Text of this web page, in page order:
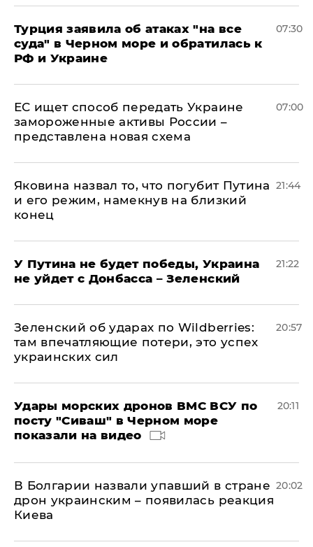
Турция заявила об атаках "на все
суда" в Черном море и обратилась к
РФ и Украине
07:30
ЕС ищет способ передать Украине
замороженные активы России –
представлена новая схема
07:00
Яковина назвал то, что погубит Путина
и его режим, намекнув на близкий
конец
21:44
У Путина не будет победы, Украина
не уйдет с Донбасса – Зеленский
21:22
Зеленский об ударах по Wildberries:
там впечатляющие потери, это успех
украинских сил
20:57
Удары морских дронов ВМС ВСУ по
посту "Сиваш" в Черном море
показали на видео
20:11
В Болгарии назвали упавший в стране
дрон украинским – появилась реакция
Киева
20:02